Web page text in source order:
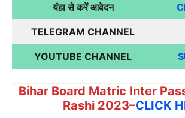
यंहा से करें आवेदन
TELEGRAM CHANNEL
YOUTUBE CHANNEL
Bihar Board Matric Inter
Rashi 2023–CLICK